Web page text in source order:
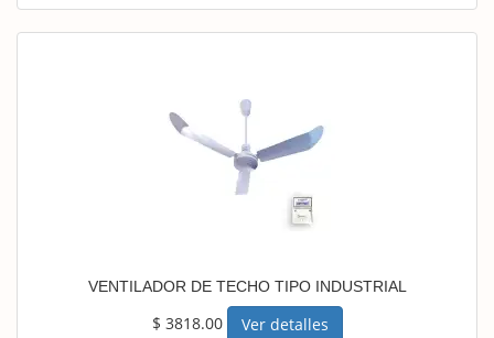
VENTILADOR DE TECHO TIPO INDUSTRIAL
$ 3818.00 Ver detalles